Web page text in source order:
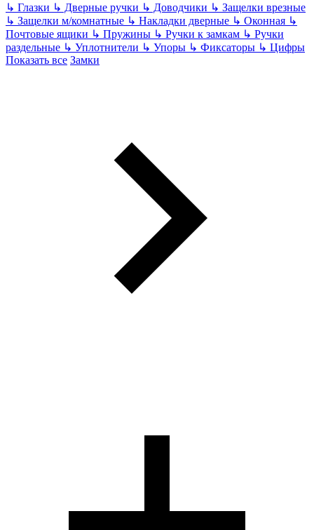
↳ Глазки ↳ Дверные ручки ↳ Доводчики ↳ Защелки врезные
↳ Защелки м/комнатные ↳ Накладки дверные ↳ Оконная ↳
Почтовые ящики ↳ Пружины ↳ Ручки к замкам ↳ Ручки
раздельные ↳ Уплотнители ↳ Упоры ↳ Фиксаторы ↳ Цифры
Показать все Замки